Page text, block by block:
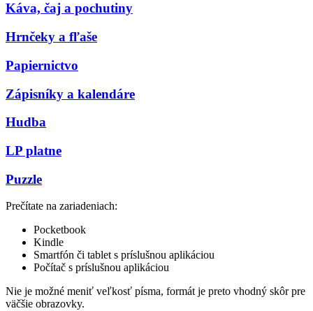
Káva, čaj a pochutiny
Hrnčeky a fľaše
Papiernictvo
Zápisníky a kalendáre
Hudba
LP platne
Puzzle
Prečítate na zariadeniach:
Pocketbook
Kindle
Smartfón či tablet s príslušnou aplikáciou
Počítač s príslušnou aplikáciou
Nie je možné meniť veľkosť písma, formát je preto vhodný skôr pre
väčšie obrazovky.